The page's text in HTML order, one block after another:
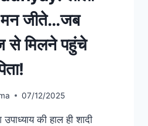
जीते…जब
से मिलने पहुंचे
07/12/2025
की हाल ही शादी